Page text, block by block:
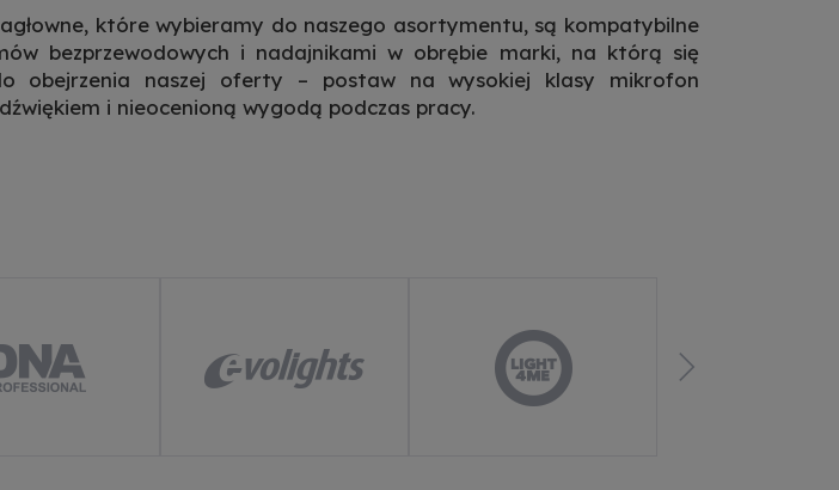
które wybieramy do naszego asortymentu, są kompatybilne
bezprzewodowych i nadajnikami w obrębie marki, na którą się
obejrzenia naszej oferty – postaw na wysokiej klasy mikrofon
i nieocenioną wygodą podczas pracy.